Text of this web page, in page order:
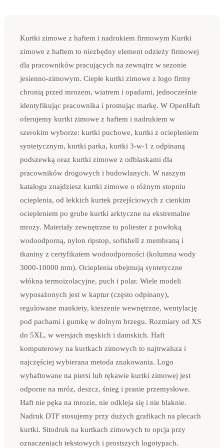
Kurtki zimowe z haftem i nadrukiem firmowym Kurtki
zimowe z haftem to niezbędny element odzieży firmowej
dla pracowników pracujących na zewnątrz w sezonie
jesienno-zimowym. Ciepłe kurtki zimowe z logo firmy
chronią przed mrozem, wiatrem i opadami, jednocześnie
identyfikując pracownika i promując markę. W OpenHaft
oferujemy kurtki zimowe z haftem i nadrukiem w
szerokim wyborze: kurtki puchowe, kurtki z ociepleniem
syntetycznym, kurtki parka, kurtki 3-w-1 z odpinaną
podszewką oraz kurtki zimowe z odblaskami dla
pracowników drogowych i budowlanych. W naszym
katalogu znajdziesz kurtki zimowe o różnym stopniu
ocieplenia, od lekkich kurtek przejściowych z cienkim
ociepleniem po grube kurtki arktyczne na ekstremalne
mrozy. Materiały zewnętrzne to poliester z powłoką
wodoodporną, nylon ripstop, softshell z membraną i
tkaniny z certyfikatem wodoodporności (kolumna wody
3000-10000 mm). Ocieplenia obejmują syntetyczne
włókna termoizolacyjne, puch i polar. Wiele modeli
wyposażonych jest w kaptur (często odpinany),
regulowane mankiety, kieszenie wewnętrzne, wentylację
pod pachami i gumkę w dolnym brzegu. Rozmiary od XS
do 5XL, w wersjach męskich i damskich. Haft
komputerowy na kurtkach zimowych to najtrwalsza i
najczęściej wybierana metoda znakowania. Logo
wyhaftowane na piersi lub rękawie kurtki zimowej jest
odporne na mróz, deszcz, śnieg i pranie przemysłowe.
Haft nie pęka na mrozie, nie odkleja się i nie blaknie.
Nadruk DTF stosujemy przy dużych grafikach na plecach
kurtki. Sitodruk na kurtkach zimowych to opcja przy
oznaczeniach tekstowych i prostszych logotypach.